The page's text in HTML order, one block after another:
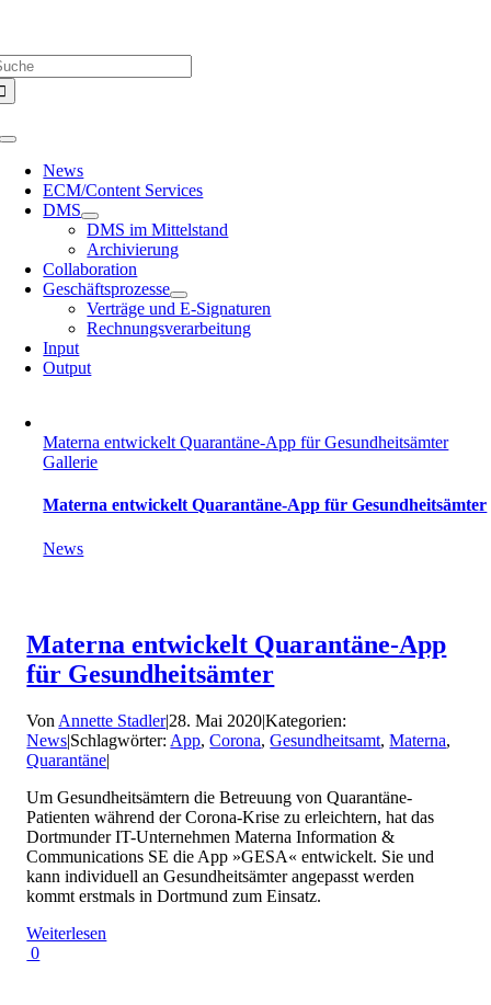
springen
Toggle
Navigation
News
ECM/Content Services
DMS
DMS im Mittelstand
Archivierung
Collaboration
Geschäftsprozesse
Verträge und E-Signaturen
Rechnungsverarbeitung
Input
Output
Materna entwickelt Quarantäne-App für Gesundheitsämter
Gallerie
Materna entwickelt Quarantäne-App für Gesundheitsämter
News
Materna entwickelt Quarantäne-App
für Gesundheitsämter
Von Annette Stadler|28. Mai 2020|Kategorien:
News|Schlagwörter: App,Corona,Gesundheitsamt,Materna,
Quarantäne|
Um Gesundheitsämtern die Betreuung von Quarantäne-
Patienten während der Corona-Krise zu erleichtern, hat das
Dortmunder IT-Unternehmen Materna Information &
Communications SE die App »GESA« entwickelt. Sie und
kann individuell an Gesundheitsämter angepasst werden
kommt erstmals in Dortmund zum Einsatz.
Weiterlesen
0